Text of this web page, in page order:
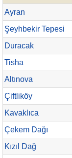
Ayran
Şeyhbekir Tepesi
Duracak
Tisha
Altınova
Çiftliköy
Kavaklıca
Çekem Dağı
Kızıl Dağ